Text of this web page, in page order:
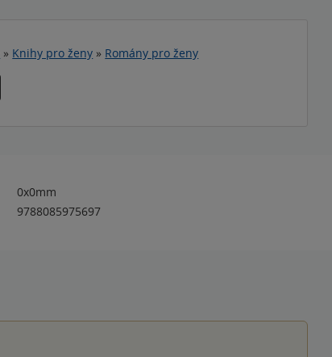
» Knihy pro ženy » Romány pro ženy
0x0mm
9788085975697